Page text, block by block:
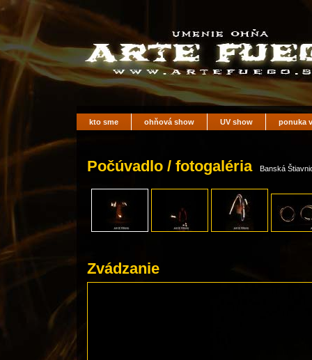
kto sme ohňová show UV show ponuka
Počúvadlo / fotogaléria Banská
Zvádzanie